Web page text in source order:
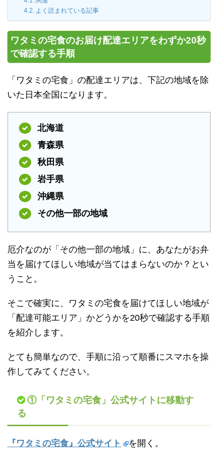
よく読まれている記事
ワタミの宅食のお届け配達エリアをわずか20秒
で確認する手順
「ワタミの宅食」の配達エリアは、下記の地域を除
いた日本全国になります。
北海道
青森県
秋田県
岩手県
沖縄県
その他一部の地域
厄介なのが「その他一部の地域」に、あなたがお弁
当を届けてほしい地域が当てはまらないのか？とい
うこと。
そこで確実に、ワタミの宅食を届けてほしい地域が
「配達可能エリア」かどうかを20秒で確認する手順
を紹介します。
とても簡単なので、手順に沿って順番にスマホを操
作してみてください。
①「ワタミの宅食」公式サイトに移動す
る
『ワタミの宅食』公式サイト を開く。